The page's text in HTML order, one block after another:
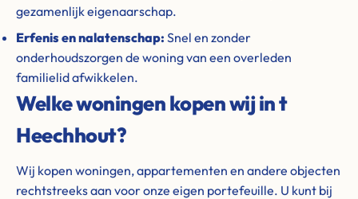
gezamenlijk eigenaarschap.
Erfenis en nalatenschap: Snel en zonder
onderhoudszorgen de woning van een overleden
familielid afwikkelen.
Welke woningen kopen wij in t
Heechhout?
Wij kopen woningen, appartementen en andere objecten
rechtstreeks aan voor onze eigen portefeuille. U kunt bij